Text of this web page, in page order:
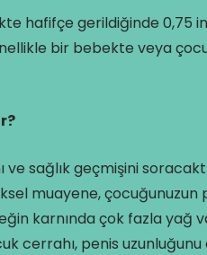
hafifçe gerildiğinde 0,75
bir bebekte veya
sağlık geçmişini
muayene,
karnında çok fazla yağ
cerrahı, penis